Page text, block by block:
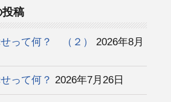
投稿
って何？ （２）
2026年8月
って何？ 2026年7月26日